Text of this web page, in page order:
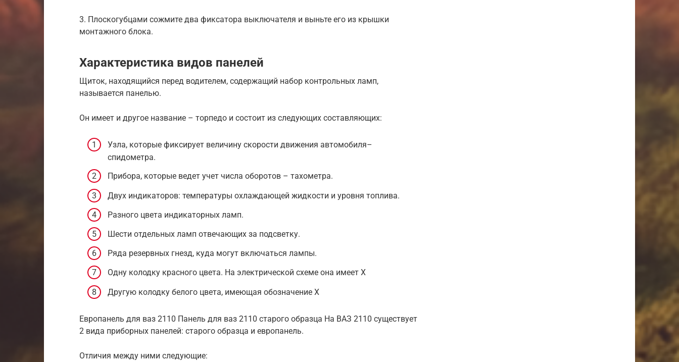
3. Плоскогубцами сожмите два фиксатора выключателя и выньте его из крышки
монтажного блока.
Характеристика видов панелей
Щиток, находящийся перед водителем, содержащий набор контрольных ламп,
называется панелью.
Он имеет и другое название – торпедо и состоит из следующих составляющих:
Узла, которые фиксирует величину скорости движения автомобиля–
спидометра.
Прибора, которые ведет учет числа оборотов – тахометра.
Двух индикаторов: температуры охлаждающей жидкости и уровня топлива.
Разного цвета индикаторных ламп.
Шести отдельных ламп отвечающих за подсветку.
Ряда резервных гнезд, куда могут включаться лампы.
Одну колодку красного цвета. На электрической схеме она имеет X
Другую колодку белого цвета, имеющая обозначение X
Европанель для ваз 2110 Панель для ваз 2110 старого образца На ВАЗ 2110 существует
2 вида приборных панелей: старого образца и европанель.
Отличия между ними следующие: